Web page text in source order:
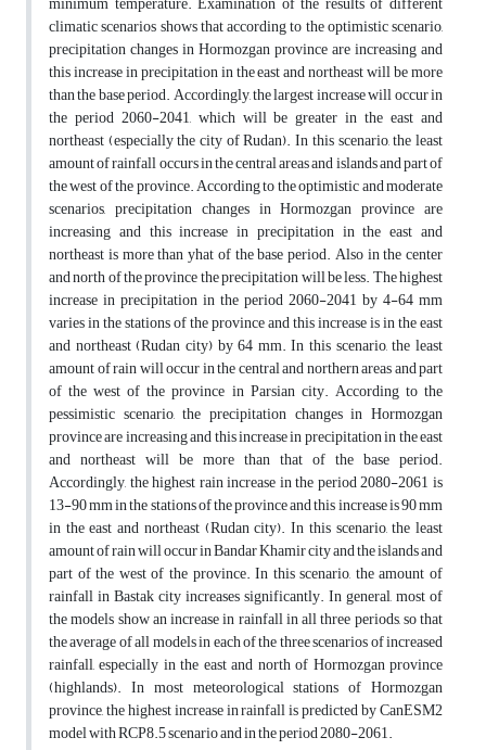
climatic scenarios shows that according to the optimistic scenario,
precipitation changes in Hormozgan province are increasing and
this increase in precipitation in the east and northeast will be more
than the base period. Accordingly, the largest increase will occur in
the period 2060-2041, which will be greater in the east and
northeast (especially the city of Rudan). In this scenario, the least
amount of rainfall occurs in the central areas and islands and part of
the west of the province. According to the optimistic and moderate
scenarios, precipitation changes in Hormozgan province are
increasing and this increase in precipitation in the east and
northeast is more than yhat of the base period. Also in the center
and north of the province the precipitation will be less. The highest
increase in precipitation in the period 2060-2041 by 4-64 mm
varies in the stations of the province and this increase is in the east
and northeast (Rudan city) by 64 mm. In this scenario, the least
amount of rain will occur in the central and northern areas and part
of the west of the province in Parsian city. According to the
pessimistic scenario, the precipitation changes in Hormozgan
province are increasing and this increase in precipitation in the east
and northeast will be more than that of the base period.
Accordingly, the highest rain increase in the period 2080-2061 is
13-90 mm in the stations of the province and this increase is 90 mm
in the east and northeast (Rudan city). In this scenario, the least
amount of rain will occur in Bandar Khamir city and the islands and
part of the west of the province. In this scenario, the amount of
rainfall in Bastak city increases significantly. In general, most of
the models show an increase in rainfall in all three periods, so that
the average of all models in each of the three scenarios of increased
rainfall, especially in the east and north of Hormozgan province
(highlands). In most meteorological stations of Hormozgan
province, the highest increase in rainfall is predicted by CanESM2
model with RCP8.5 scenario and in the period 2080-2061.